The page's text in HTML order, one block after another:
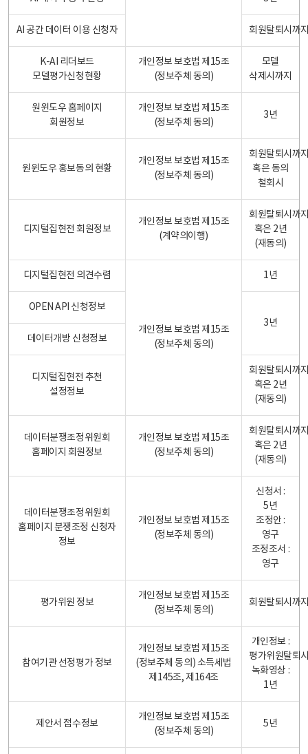
AI 공간 데이터 이용 신청자 회원탈퇴시까
K-AI 리더보드
모델평가신청현황
개인정보 보호법 제15조
(정보주체 동의)
모델
삭제시까지
원윈도우 홈페이지
회원정보
개인정보 보호법 제15조
(정보주체 동의)
3년
원윈도우 홍보동의 현황
개인정보 보호법 제15조
(정보주체 동의)
회원탈퇴시까
혹은 동의
철회시
디지털집현전 회원정보
개인정보 보호법 제15조
(계약의이행)
회원탈퇴시까
혹은 2년
(재동의)
디지털집현전 의견수렴
개인정보 보호법 제15조
(정보주체 동의)
1년
OPEN API 신청정보
3년
데이터개방 신청정보
디지털집현전 추천
설정정보
회원탈퇴시까
혹은 2년
(재동의)
데이터분쟁조정위원회
홈페이지 회원정보
개인정보 보호법 제15조
(정보주체 동의)
회원탈퇴시까
혹은 2년
(재동의)
데이터분쟁조정위원회
홈페이지 분쟁조정 신청자
정보
개인정보 보호법 제15조
(정보주체 동의)
신청서 :
5년
조정안 :
영구
조정조서 :
영구
평가위원 정보
개인정보 보호법 제15조
(정보주체 동의)
회원탈퇴시까
참여기관 선정평가 정보
개인정보 보호법 제15조
(정보주체 동의) 소득세법
제145조, 제164조
개인정보 :
평가위원탈퇴
녹화영상 :
1년
제안서 접수정보
개인정보 보호법 제15조
(정보주체 동의)
5년